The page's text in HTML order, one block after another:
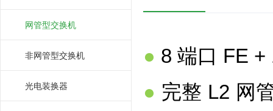
网管型交换机
非网管型交换机
光电装换器
● 8 端口 FE +
● 完整 L2 网